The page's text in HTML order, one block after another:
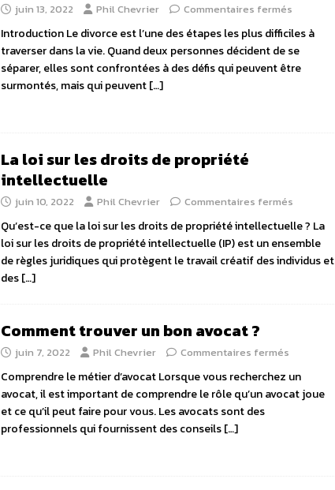
juin 13, 2022 Phil Chevrier Commentaires fermés
Introduction Le divorce est l’une des étapes les plus difficiles à
traverser dans la vie. Quand deux personnes décident de se
séparer, elles sont confrontées à des défis qui peuvent être
surmontés, mais qui peuvent[…]
La loi sur les droits de propriété
intellectuelle
juin 10, 2022 Phil Chevrier Commentaires fermés
Qu’est-ce que la loi sur les droits de propriété intellectuelle ? La
loi sur les droits de propriété intellectuelle (IP) est un ensemble
de règles juridiques qui protègent le travail créatif des individus et
des[…]
Comment trouver un bon avocat ?
juin 7, 2022 Phil Chevrier Commentaires fermés
Comprendre le métier d’avocat Lorsque vous recherchez un
avocat, il est important de comprendre le rôle qu’un avocat joue
et ce qu’il peut faire pour vous. Les avocats sont des
professionnels qui fournissent des conseils[…]